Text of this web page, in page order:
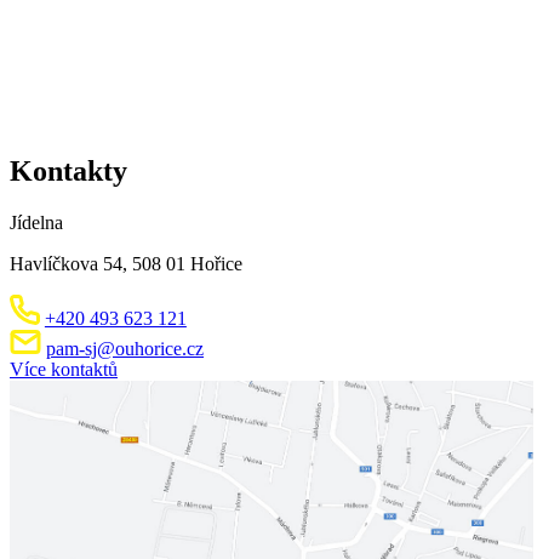
Kontakty
Jídelna
Havlíčkova 54, 508 01 Hořice
+420 493 623 121
pam-sj@ouhorice.cz
Více kontaktů